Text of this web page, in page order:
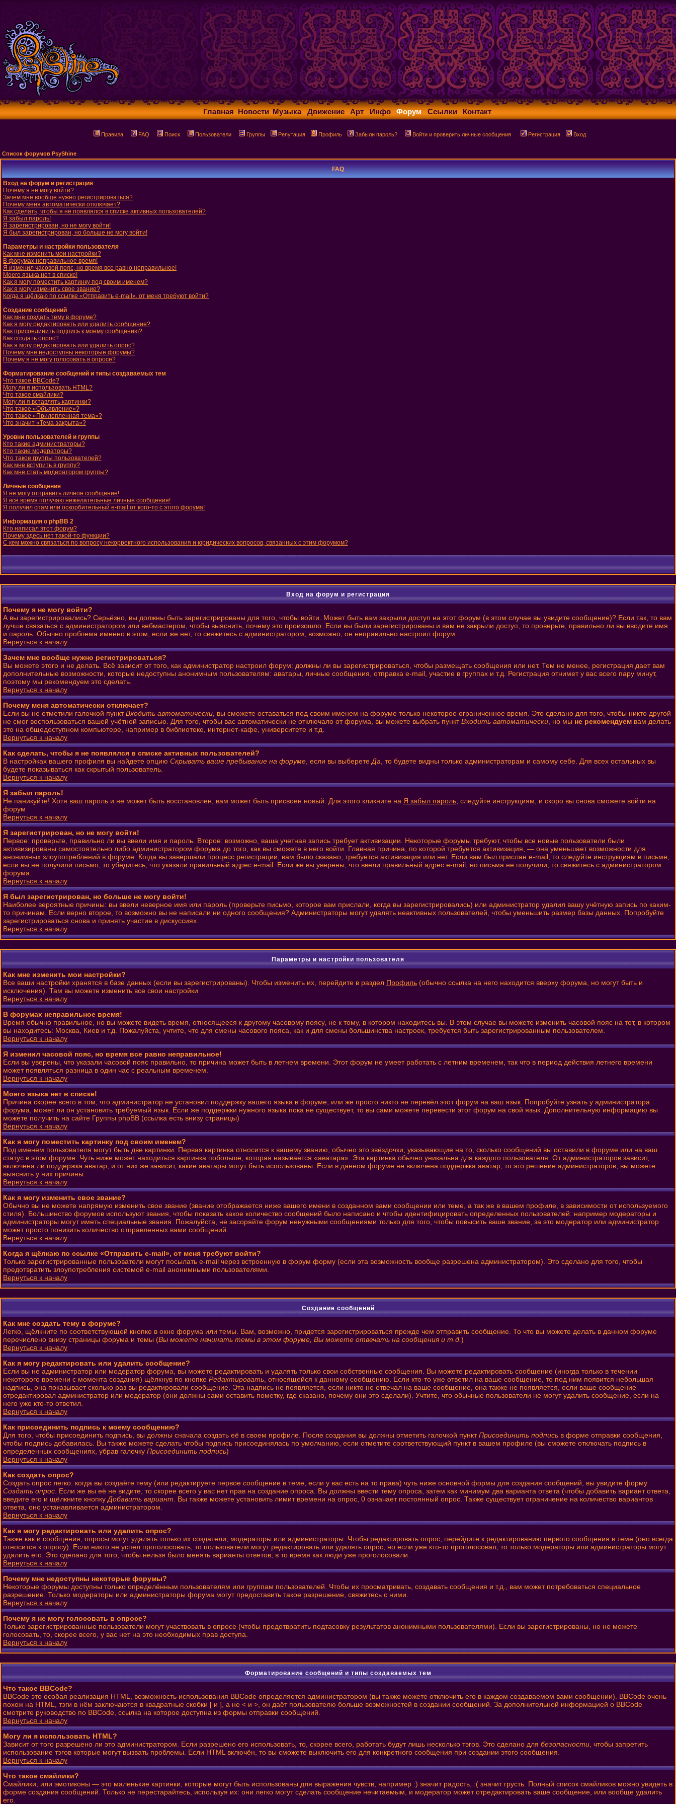
Главная Новости Музыка Движение Арт Инфо Форум Ссылки Контакт
Правила FAQ Поиск Пользователи Группы Репутация Профиль Забыли пароль? Войти и проверить личные сообщения Регистрация Вход
Список форумов PsyShine
FAQ
Вход на форум и регистрация
Почему я не могу войти?
Зачем мне вообще нужно регистрироваться?
Почему меня автоматически отключает?
Как сделать, чтобы я не появлялся в списке активных пользователей?
Я забыл пароль!
Я зарегистрирован, но не могу войти!
Я был зарегистрирован, но больше не могу войти!
Параметры и настройки пользователя
Как мне изменить мои настройки?
В форумах неправильное время!
Я изменил часовой пояс, но время все равно неправильное!
Моего языка нет в списке!
Как я могу поместить картинку под своим именем?
Как я могу изменить свое звание?
Когда я щёлкаю по ссылке «Отправить e-mail», от меня требуют войти?
Создание сообщений
Как мне создать тему в форуме?
Как я могу редактировать или удалить сообщение?
Как присоединить подпись к моему сообщению?
Как создать опрос?
Как я могу редактировать или удалить опрос?
Почему мне недоступны некоторые форумы?
Почему я не могу голосовать в опросе?
Форматирование сообщений и типы создаваемых тем
Что такое BBCode?
Могу ли я использовать HTML?
Что такое смайлики?
Могу ли я вставлять картинки?
Что такое «Объявление»?
Что такое «Прилепленная тема»?
Что значит «Тема закрыта»?
Уровни пользователей и группы
Кто такие администраторы?
Кто такие модераторы?
Что такое группы пользователей?
Как мне вступить в группу?
Как мне стать модератором группы?
Личные сообщения
Я не могу отправить личное сообщение!
Я всё время получаю нежелательные личные сообщения!
Я получил спам или оскорбительный e-mail от кого-то с этого форума!
Информация о phpBB 2
Кто написал этот форум?
Почему здесь нет такой-то функции?
С кем можно связаться по вопросу некорректного использования и юридических вопросов, связанных с этим форумом?
Вход на форум и регистрация
Почему я не могу войти?
А вы зарегистрировались? Серьёзно, вы должны быть зарегистрированы для того, чтобы войти. Может быть вам закрыли доступ на этот форум (в этом случае вы увидите сообщение)? Если так, то вам
лучше связаться с администратором или вебмастером, чтобы выяснить, почему это произошло. Если вы были зарегистрированы и вам не закрыли доступ, то проверьте, правильно ли вы вводите имя
и пароль. Обычно проблема именно в этом, если же нет, то свяжитесь с администратором, возможно, он неправильно настроил форум.
Вернуться к началу
Зачем мне вообще нужно регистрироваться?
Вы можете этого и не делать. Всё зависит от того, как администратор настроил форум: должны ли вы зарегистрироваться, чтобы размещать сообщения или нет. Тем не менее, регистрация дает вам
дополнительные возможности, которые недоступны анонимным пользователям: аватары, личные сообщения, отправка e-mail, участие в группах и т.д. Регистрация отнимет у вас всего пару минут,
поэтому мы рекомендуем это сделать.
Вернуться к началу
Почему меня автоматически отключает?
Если вы не отметили галочкой пунктВходить автоматически , вы сможете оставаться под своим именем на форуме только некоторое ограниченное время. Это сделано для того, чтобы никто другой
не смог воспользоваться вашей учётной записью. Для того, чтобы вас автоматически не отключало от форума, вы можете выбрать пунктВходить автоматически , но мы не рекомендуем вам делать
это на общедоступном компьютере, например в библиотеке, интернет-кафе, университете и т.д.
Вернуться к началу
Как сделать, чтобы я не появлялся в списке активных пользователей?
В настройках вашего профиля вы найдете опцию Скрывать ваше пребывание на форуме , если вы выберете Да , то будете видны только администраторам и самому себе. Для всех остальных вы
будете показываться как скрытый пользователь.
Вернуться к началу
Я забыл пароль!
Не паникуйте! Хотя ваш пароль и не может быть восстановлен, вам может быть присвоен новый. Для этого кликните на Я забыл пароль , следуйте инструкциям, и скоро вы снова сможете войти на
форум
Вернуться к началу
Я зарегистрирован, но не могу войти!
Первое: проверьте, правильно ли вы ввели имя и пароль. Второе: возможно, ваша учетная запись требует активизации. Некоторые форумы требуют, чтобы все новые пользователи были
активизированы самостоятельно либо администратором форума до того, как вы сможете в него войти. Главная причина, по которой требуется активизация, — она уменьшает возможности для
анонимных злоупотреблений в форуме. Когда вы завершали процесс регистрации, вам было сказано, требуется активизация или нет. Если вам был прислан e-mail, то следуйте инструкциям в письме,
если вы не получили письмо, то убедитесь, что указали правильный адрес e-mail. Если же вы уверены, что ввели правильный адрес e-mail, но письма не получили, то свяжитесь с администратором
форума.
Вернуться к началу
Я был зарегистрирован, но больше не могу войти!
Наиболее вероятные причины: вы ввели неверное имя или пароль (проверьте письмо, которое вам прислали, когда вы зарегистрировались) или администратор удалил вашу учётную запись по каким-
то причинам. Если верно второе, то возможно вы не написали ни одного сообщения? Администраторы могут удалять неактивных пользователей, чтобы уменьшить размер базы данных. Попробуйте
зарегистрироваться снова и принять участие в дискуссиях.
Вернуться к началу
Параметры и настройки пользователя
Как мне изменить мои настройки?
Все ваши настройки хранятся в базе данных (если вы зарегистрированы). Чтобы изменить их, перейдите в раздел Профиль (обычно ссылка на него находится вверху форума, но могут быть и
исключения). Там вы можете изменить все свои настройки
Вернуться к началу
В форумах неправильное время!
Время обычно правильное, но вы можете видеть время, относящееся к другому часовому поясу, не к тому, в котором находитесь вы. В этом случае вы можете изменить часовой пояс на тот, в котором
вы находитесь: Москва, Киев и т.д. Пожалуйста, учтите, что для смены часового пояса, как и для смены большинства настроек, требуется быть зарегистрированным пользователем.
Вернуться к началу
Я изменил часовой пояс, но время все равно неправильное!
Если вы уверены, что указали часовой пояс правильно, то причина может быть в летнем времени. Этот форум не умеет работать с летним временем, так что в период действия летнего времени
может появляться разница в один час с реальным временем.
Вернуться к началу
Моего языка нет в списке!
Причина скорее всего в том, что администратор не установил поддержку вашего языка в форуме, или же просто никто не перевёл этот форум на ваш язык. Попробуйте узнать у администратора
форума, может ли он установить требуемый язык. Если же поддержки нужного языка пока не существует, то вы сами можете перевести этот форум на свой язык. Дополнительную информацию вы
можете получить на сайте Группы phpBB (ссылка есть внизу страницы)
Вернуться к началу
Как я могу поместить картинку под своим именем?
Под именем пользователя могут быть две картинки. Первая картинка относится к вашему званию, обычно это звёздочки, указывающие на то, сколько сообщений вы оставили в форуме или на ваш
статус в этом форуме. Чуть ниже может находиться картинка побольше, которая называется «аватара». Эта картинка обычно уникальна для каждого пользователя. От администраторов зависит,
включена ли поддержка аватар, и от них же зависит, какие аватары могут быть использованы. Если в данном форуме не включена поддержка аватар, то это решение администраторов, вы можете
выяснить у них причины.
Вернуться к началу
Как я могу изменить свое звание?
Обычно вы не можете напрямую изменить свое звание (звание отображается ниже вашего имени в созданном вами сообщении или теме, а так же в вашем профиле, в зависимости от используемого
стиля). Большинство форумов используют звания, чтобы показать какое количество сообщений было написано и чтобы идентифицировать определенных пользователей: например модераторы и
администраторы могут иметь специальные звания. Пожалуйста, не засоряйте форум ненужными сообщениями только для того, чтобы повысить ваше звание, за это модератор или администратор
может просто понизить количество отправленных вами сообщений.
Вернуться к началу
Когда я щёлкаю по ссылке «Отправить e-mail», от меня требуют войти?
Только зарегистрированные пользователи могут посылать e-mail через встроенную в форум форму (если эта возможность вообще разрешена администратором). Это сделано для того, чтобы
предотвратить злоупотребления системой e-mail анонимными пользователями.
Вернуться к началу
Создание сообщений
Как мне создать тему в форуме?
Легко, щёлкните по соответствующей кнопке в окне форума или темы. Вам, возможно, придется зарегистрироваться прежде чем отправить сообщение. То что вы можете делать в данном форуме
перечислено внизу страницы форума и темы (Вы можете начинать темы в этом форуме, Вы можете отвечать на сообщения и т.д. )
Вернуться к началу
Как я могу редактировать или удалить сообщение?
Если вы не администратор или модератор форума, вы можете редактировать и удалять только свои собственные сообщения. Вы можете редактировать сообщение (иногда только в течении
некоторого времени с момента создания) щёлкнув по кнопке Редактировать , относящейся к данному сообщению. Если кто-то уже ответил на ваше сообщение, то под ним появится небольшая
надпись, она показывает сколько раз вы редактировали сообщение. Эта надпись не появляется, если никто не отвечал на ваше сообщение, она также не появляется, если ваше сообщение
отредактировал администратор или модератор (они должны сами оставить пометку, где сказано, почему они это сделали). Учтите, что обычные пользователи не могут удалить сообщение, если на
него уже кто-то ответил.
Вернуться к началу
Как присоединить подпись к моему сообщению?
Для того, чтобы присоединить подпись, вы должны сначала создать её в своем профиле. После создания вы должны отметить галочкой пунктПрисоединить подпись в форме отправки сообщения,
чтобы подпись добавилась. Вы также можете сделать чтобы подпись присоединялась по умолчанию, если отметите соответствующий пункт в вашем профиле (вы сможете отключать подпись в
определенных сообщениях, убрав галочку Присоединить подпись)
Вернуться к началу
Как создать опрос?
Создать опрос легко: когда вы создаёте тему (или редактируете первое сообщение в теме, если у вас есть на то права) чуть ниже основной формы для создания сообщений, вы увидите форму
Создать опрос . Если же вы её не видите, то скорее всего у вас нет прав на создание опроса. Вы должны ввести тему опроса, затем как минимум два варианта ответа (чтобы добавить вариант ответа,
введите его и щёлкните кнопку Добавить вариант . Вы также можете установить лимит времени на опрос, 0 означает постоянный опрос. Также существует ограничение на количество вариантов
ответа, оно устанавливается администратором.
Вернуться к началу
Как я могу редактировать или удалить опрос?
Также как и сообщения, опросы могут удалять только их создатели, модераторы или администраторы. Чтобы редактировать опрос, перейдите к редактированию первого сообщения в теме (оно всегда
относится к опросу). Если никто не успел проголосовать, то пользователи могут редактировать или удалять опрос, но если уже кто-то проголосовал, то только модераторы или администраторы могут
удалить его. Это сделано для того, чтобы нельзя было менять варианты ответов, в то время как люди уже проголосовали.
Вернуться к началу
Почему мне недоступны некоторые форумы?
Некоторые форумы доступны только определённым пользователям или группам пользователей. Чтобы их просматривать, создавать сообщения и т.д., вам может потребоваться специальное
разрешение. Только модераторы или администраторы форума могут предоставить такое разрешение, свяжитесь с ними.
Вернуться к началу
Почему я не могу голосовать в опросе?
Только зарегистрированные пользователи могут участвовать в опросе (чтобы предотвратить подтасовку результатов анонимными пользователями). Если вы зарегистрированы, но не можете
голосовать, то, скорее всего, у вас нет на это необходимых прав доступа.
Вернуться к началу
Форматирование сообщений и типы создаваемых тем
Что такое BBCode?
BBCode это особая реализация HTML, возможность использования BBCode определяется администратором (вы также можете отключить его в каждом создаваемом вами сообщении). BBCode очень
похож на HTML, тэги в нём заключаются в квадратные скобки [ и ], а не < и >, он даёт пользователю больше возможностей в создании сообщений. За дополнительной информацией о BBCode
смотрите руководство по BBCode, ссылка на которое доступна из формы отправки сообщений.
Вернуться к началу
Могу ли я использовать HTML?
Зависит от того разрешено ли это администратором. Если разрешено его использовать, то, скорее всего, работать будут лишь несколько тэгов. Это сделано для безопасности , чтобы запретить
использование тэгов которые могут вызвать проблемы. Если HTML включён, то вы сможете выключить его для конкретного сообщения при создании этого сообщения.
Вернуться к началу
Что такое смайлики?
Смайлики, или эмотиконы — это маленькие картинки, которые могут быть использованы для выражения чувств, например :) значит радость, :( значит грусть. Полный список смайликов можно увидеть в
форме создания сообщений. Только не перестарайтесь, используя их: они легко могут сделать сообщение нечитаемым, и модератор может отредактировать ваше сообщение, или вообще удалить
его.